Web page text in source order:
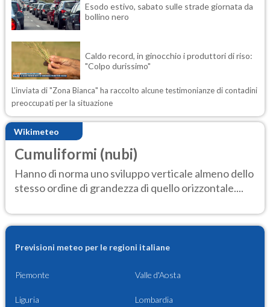
Esodo estivo, sabato sulle strade giornata da
bollino nero
Caldo record, in ginocchio i produttori di riso:
"Colpo durissimo"
L’inviata di "Zona Bianca" ha raccolto alcune testimonianze di contadini
preoccupati per la situazione
Wikimeteo
Cumuliformi (nubi)
Hanno di norma uno sviluppo verticale almeno dello
stesso ordine di grandezza di quello orizzontale....
Previsioni meteo per le regioni italiane
Piemonte Valle d'Aosta
Liguria Lombardia